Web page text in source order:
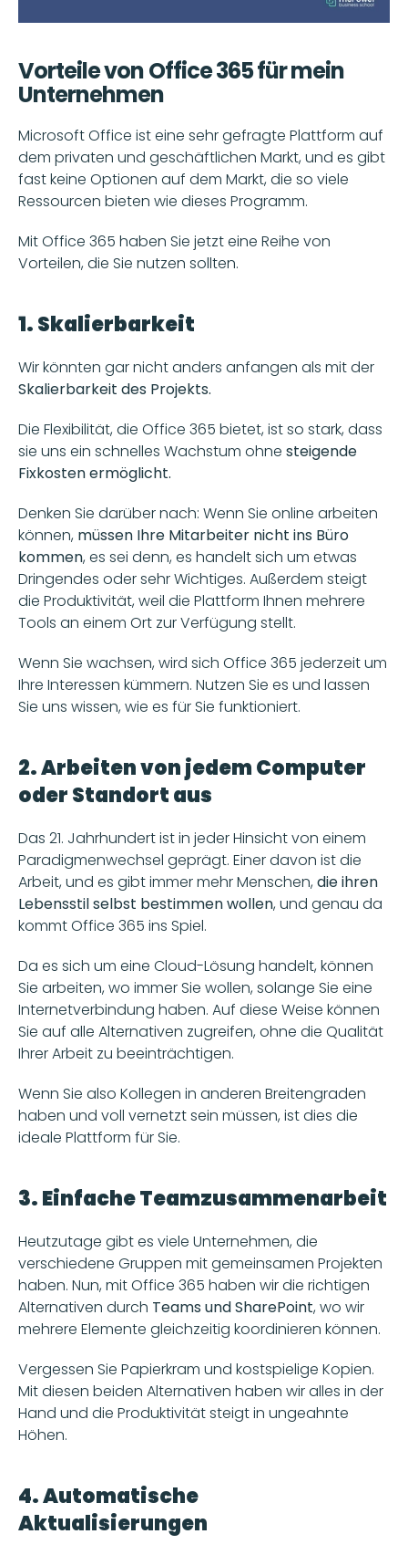
Vorteile von Office 365 für mein
Unternehmen
Microsoft Office ist eine sehr gefragte Plattform auf
dem privaten und geschäftlichen Markt, und es gibt
fast keine Optionen auf dem Markt, die so viele
Ressourcen bieten wie dieses Programm.
Mit Office 365 haben Sie jetzt eine Reihe von
Vorteilen, die Sie nutzen sollten.
1. Skalierbarkeit
Skalierbarkeit des Projekts.
Die Flexibilität, die Office 365 bietet, ist so stark, dass
sie uns ein schnelles Wachstum ohne steigende
Fixkosten ermöglicht.
Denken Sie darüber nach: Wenn Sie online arbeiten
können, müssen Ihre Mitarbeiter nicht ins Büro
kommen, es sei denn, es handelt sich um etwas
Dringendes oder sehr Wichtiges. Außerdem steigt
die Produktivität, weil die Plattform Ihnen mehrere
Tools an einem Ort zur Verfügung stellt.
Wenn Sie wachsen, wird sich Office 365 jederzeit um
Ihre Interessen kümmern. Nutzen Sie es und lassen
Sie uns wissen, wie es für Sie funktioniert.
2. Arbeiten von jedem Computer
oder Standort aus
Das 21. Jahrhundert ist in jeder Hinsicht von einem
Paradigmenwechsel geprägt. Einer davon ist die
Arbeit, und es gibt immer mehr Menschen, die ihren
Lebensstil selbst bestimmen wollen, und genau da
kommt Office 365 ins Spiel.
Da es sich um eine Cloud-Lösung handelt, können
Sie arbeiten, wo immer Sie wollen, solange Sie eine
Internetverbindung haben. Auf diese Weise können
Sie auf alle Alternativen zugreifen, ohne die Qualität
Ihrer Arbeit zu beeinträchtigen.
Wenn Sie also Kollegen in anderen Breitengraden
haben und voll vernetzt sein müssen, ist dies die
ideale Plattform für Sie.
3. Einfache Teamzusammenarbeit
Heutzutage gibt es viele Unternehmen, die
verschiedene Gruppen mit gemeinsamen Projekten
haben. Nun, mit Office 365 haben wir die richtigen
Alternativen durch Teams und SharePoint, wo wir
mehrere Elemente gleichzeitig koordinieren können.
Vergessen Sie Papierkram und kostspielige Kopien.
Mit diesen beiden Alternativen haben wir alles in der
Hand und die Produktivität steigt in ungeahnte
Höhen.
4. Automatische
Aktualisierungen